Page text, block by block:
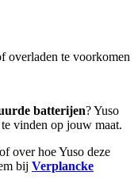
overladen te voorkomen
batterijen? Yuso
te vinden op jouw maat.
over hoe Yuso deze
bij Verplancke